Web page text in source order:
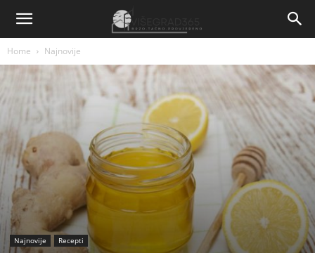
Home Najnovije
Najnovije Recepti